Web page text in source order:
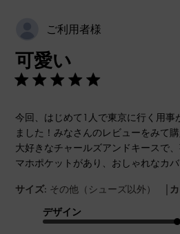
ご利用者様
可愛い
今回、はじめて1人で東京に行く用事
ました！みなさんのレビューをみて
大好きなチャールズアンドキースで
マホポケットがあり、おしゃれなカ
サイズ: その他（シューズ以外） |
デザイン